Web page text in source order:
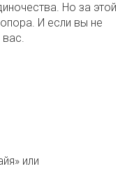
Но за этой
И если вы не
или